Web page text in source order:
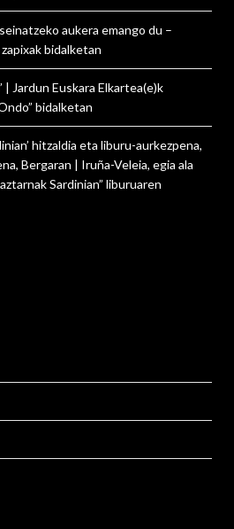
aukera emango du –
bidalketan
| Jardun Euskara Elkartea(e)k
bidalketan
hitzaldia eta liburu-aurkezpena,
Bergaran | Iruña-Veleia, egia ala
Sardinian” liburuaren